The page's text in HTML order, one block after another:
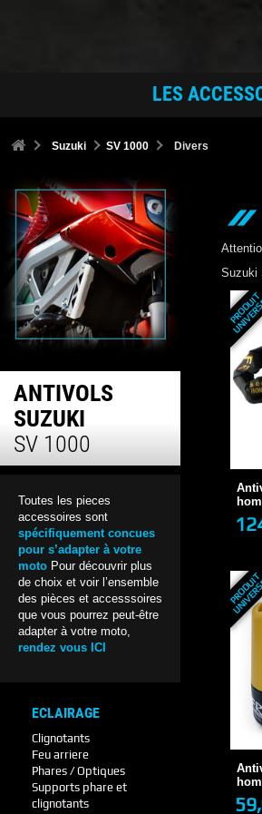
LES
Suzuki SV 1000 Divers
ANTIVOLS
SUZUKI
SV 1000
Toutes les pieces
accessoires sont
spécifiquement concues
pour s’adapter à votre
moto Pour découvrir plus
de choix et voir l’ensemble
des pièces et accesssoires
que vous pourrez peut-être
adapter à votre moto,
rendez vous ICI
ECLAIRAGE
Clignotants
Feu arriere
Phares / Optiques
Supports phare et
clignotants
Suzuki
P
R
O
D
U
T
U
N
I
V
E
R
S
E
P
R
O
D
U
T
U
N
I
V
E
R
S
E